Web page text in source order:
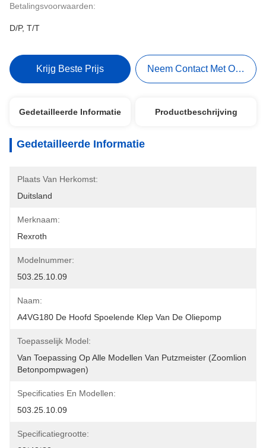
Betalingsvoorwaarden:
D/P, T/T
Krijg Beste Prijs Neem Contact Met Ons Op
Gedetailleerde Informatie Productbeschrijving
Gedetailleerde Informatie
Plaats Van Herkomst:
Duitsland
Merknaam:
Rexroth
Modelnummer:
503.25.10.09
Naam:
A4VG180 De Hoofd Spoelende Klep Van De Oliepomp
Toepasselijk Model:
Van Toepassing Op Alle Modellen Van Putzmeister (Zoomlion
Betonpompwagen)
Specificaties En Modellen:
503.25.10.09
Specificatiegrootte: